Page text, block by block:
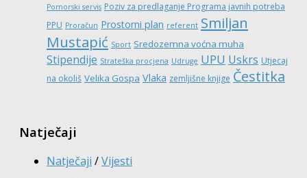
Pomorski servis Poziv za predlaganje Programa javnih potreba
PPU Proračun Prostorni plan referent Smiljan
Mustapić Sport Sredozemna voćna muha
Stipendije Strateška procjena Udruge UPU Uskrs Utjecaj
na okoliš Velika Gospa Vlaka zemljišne knjige Čestitka
Natječaji
Natječaji /Vijesti